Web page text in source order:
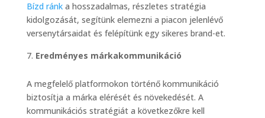
Bízd ránka hosszadalmas, részletes stratégia
kidolgozását, segítünk elemezni a piacon jelenlévő
versenytársaidat és felépítünk egy sikeres brand-et.
Eredményes márkakommunikáció
A megfelelő platformokon történő kommunikáció
biztosítja a márka elérését és növekedését. A
kommunikációs stratégiát a következőkre kell